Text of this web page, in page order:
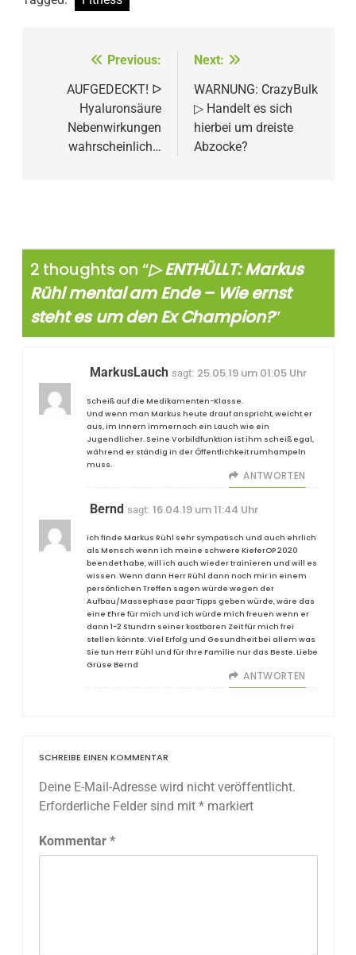
Beitragsnavigation
Previous:
AUFGEDECKT! ᐅ
Hyaluronsäure
Nebenwirkungen
wahrscheinlich…
Next:
WARNUNG: CrazyBulk
▷ Handelt es sich
hierbei um dreiste
Abzocke?
2 thoughts on “▷ ENTHÜLLT: Markus
Rühl mental am Ende – Wie ernst
steht es um den Ex Champion?”
MarkusLauch sagt: 25.05.19 um 01:05 Uhr
Scheiß auf die Medikamenten-Klasse.
Und wenn man Markus heute drauf anspricht, weicht er
aus, im Innern immernoch ein Lauch wie ein
Jugendlicher. Seine Vorbildfunktion ist ihm scheiß egal,
während er ständig in der Öffentlichkeit rumhampeln
muss.
ANTWORTEN
Bernd sagt: 16.04.19 um 11:44 Uhr
ich finde Markus Rühl sehr sympatisch und auch ehrlich
als Mensch wenn ich meine schwere KieferOP 2020
beendet habe, will ich auch wieder trainieren und will es
wissen. Wenn dann Herr Rühl dann noch mir in einem
persönlichen Treffen sagen würde wegen der
Aufbau/Massephase paar Tipps geben würde, wäre das
eine Ehre für mich und ich würde mich freuen wenn er
dann 1-2 Stundrn seiner kostbaren Zeit für mich frei
stellen könnte. Viel Erfolg und Gesundheit bei allem was
Sie tun Herr Rühl und für Ihre Familie nur das Beste. Liebe
Grüse Bernd
ANTWORTEN
SCHREIBE EINEN KOMMENTAR
Deine E-Mail-Adresse wird nicht veröffentlicht.
Erforderliche Felder sind mit *markiert
Kommentar *